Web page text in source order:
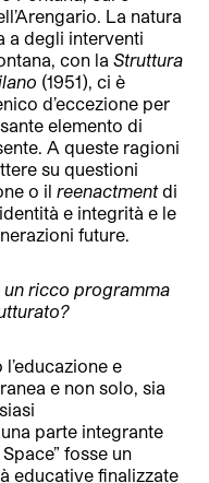
La natura
a degli interventi
con laStruttura
(1951), ci è
d’eccezione per
elemento di
A queste ragioni
su questioni
o ilreenactmentdi
e integrità e le
future.
ricco programma
e
e non solo, sia
parte integrante
fosse un
educative finalizzate